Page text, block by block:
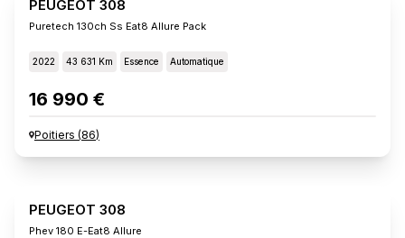
PEUGEOT 308
Puretech 130ch Ss Eat8 Allure Pack
2022 43 631 Km Essence Automatique
16 990 €
Poitiers (86)
PEUGEOT 308
Phev 180 E-Eat8 Allure